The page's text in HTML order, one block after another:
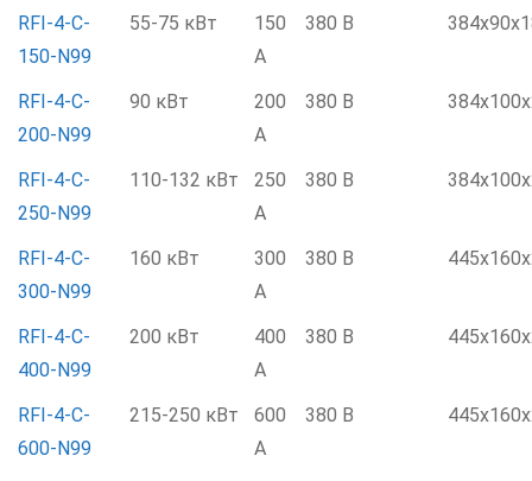
RFI-4-C-
150-N99
55-75 кВт
150
А
380 В
RFI-4-C-
200-N99
90 кВт
200
А
380 В
RFI-4-C-
250-N99
110-132 кВт
250
А
380 В
RFI-4-C-
300-N99
160 кВт
300
А
380 В
RFI-4-C-
400-N99
200 кВт
400
А
380 В
RFI-4-C-
600-N99
215-250 кВт
600
А
380 В